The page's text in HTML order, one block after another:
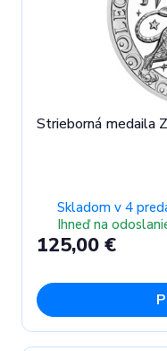
Strieborná medaila
Skladom v 4
Ihneď na
125,00 €